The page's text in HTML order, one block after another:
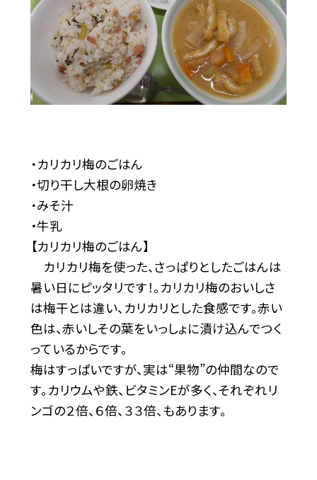
・カリカリ梅のごはん
・切り干し大根の卵焼き
・みそ汁
・牛乳
【カリカリ梅のごはん】
カリカリ梅を使った、さっぱりとしたごはんは
暑い日にピッタリです！。カリカリ梅のおいしさ
は梅干とは違い、カリカリとした食感です。赤い
色は、赤いしその葉をいっしょに漬け込んでつく
っているからです。
梅はすっぱいですが、実は“果物”の仲間なので
す。カリウムや鉄、ビタミンEが多く、それぞれリ
ンゴの２倍、６倍、３３倍、もあります。